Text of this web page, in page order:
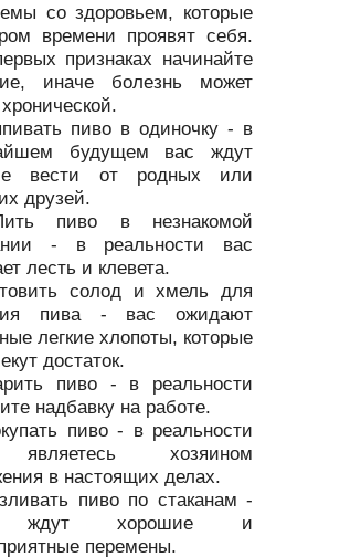
со здоровьем, которые
времени проявят себя.
признаках начинайте
иначе болезнь может
пиво в одиночку - в
будущем вас ждут
вести от родных или
друзей.
пиво в незнакомой
- в реальности вас
лесть и клевета.
солод и хмель для
пива - вас ожидают
легкие хлопоты, которые
достаток.
пиво - в реальности
надбавку на работе.
пиво - в реальности
хозяином
в настоящих делах.
пиво по стаканам -
ждут хорошие и
перемены.